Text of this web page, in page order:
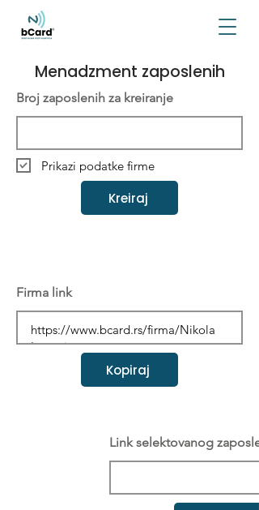
Menadzment zaposlenih
Broj zaposlenih za kreiranje
Prikazi podatke firme
Kreiraj
Firma link
Kopiraj
Link selektovanog